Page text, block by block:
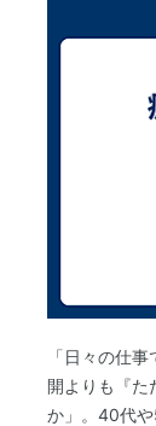
「日々の仕
開よりも『た
か」。40代